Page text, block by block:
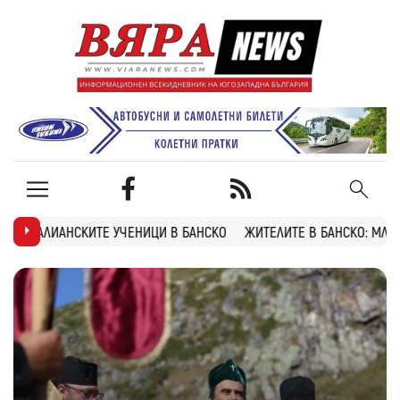
В БАНСКО ЖИТЕЛИТЕ В БАНСКО: МЛАДЕЖИТЕ ПРЕСКАЧАЛИ